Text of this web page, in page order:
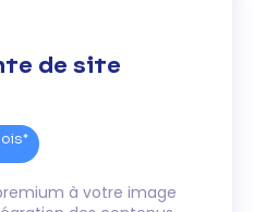
de site
à votre image